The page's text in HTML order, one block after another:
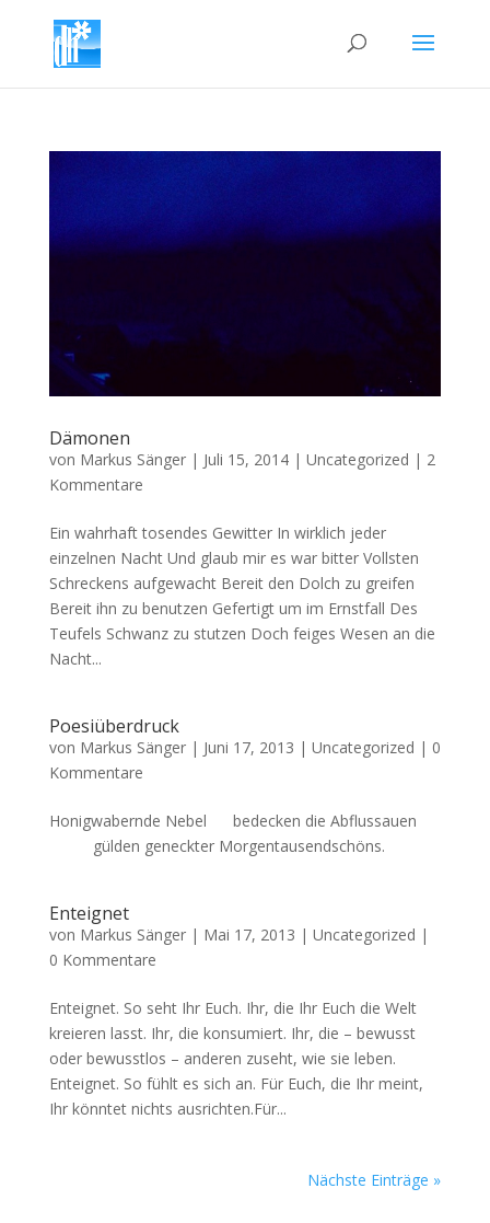
Dämonen
von Markus Sänger| Juli 15, 2014| Uncategorized | 2
Kommentare
Ein wahrhaft tosendes Gewitter In wirklich jeder
einzelnen Nacht Und glaub mir es war bitter Vollsten
Schreckens aufgewacht Bereit den Dolch zu greifen
Bereit ihn zu benutzen Gefertigt um im Ernstfall Des
Teufels Schwanz zu stutzen Doch feiges Wesen an die
Nacht...
Poesiüberdruck
von Markus Sänger| Juni 17, 2013 | Uncategorized | 0
Kommentare
Honigwabernde Nebel bedecken die Abflussauen
gülden geneckter Morgentausendschöns.
Enteignet
von Markus Sänger| Mai 17, 2013 | Uncategorized |
0 Kommentare
Enteignet. So seht Ihr Euch. Ihr, die Ihr Euch die Welt
kreieren lasst. Ihr, die konsumiert. Ihr, die – bewusst
oder bewusstlos – anderen zuseht, wie sie leben.
Enteignet. So fühlt es sich an. Für Euch, die Ihr meint,
Ihr könntet nichts ausrichten.Für...
Nächste Einträge »